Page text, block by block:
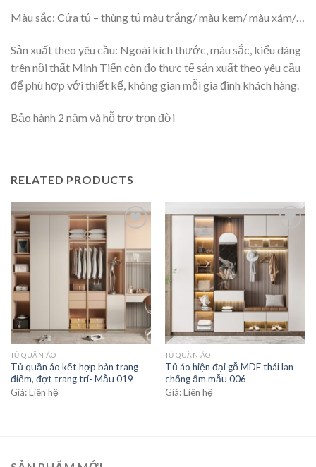
Màu sắc: Cửa tủ – thùng tủ màu trắng/ màu kem/ màu xám/…
Sản xuất theo yêu cầu: Ngoài kích thước, màu sắc, kiểu dáng
trên nội thất Minh Tiến còn đo thực tế sản xuất theo yêu cầu
để phù hợp với thiết kế, không gian mỗi gia đình khách hàng.
Bảo hành 2 năm và hỗ trợ trọn đời
RELATED PRODUCTS
wishlist
TỦ QUẦN ÁO
Tủ quần áo kết hợp bàn trang
điểm, đợt trang trí- Mẫu 019
Giá: Liên hệ
Add to
wishlist
TỦ QUẦN ÁO
Tủ áo hiện đại gỗ MDF thái lan
chống ẩm mẫu 006
Giá: Liên hệ